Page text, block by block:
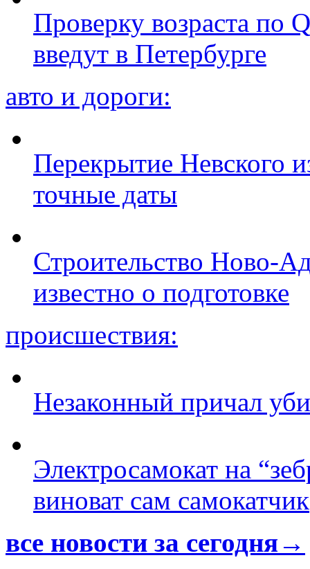
Проверку возраста по
введут в Петербурге
авто и дороги:
Перекрытие Невского
точные даты
Строительство Ново-
известно о подготовке
происшествия:
Незаконный причал
Электросамокат на
виноват сам самокатчик
все новости за сегодня→